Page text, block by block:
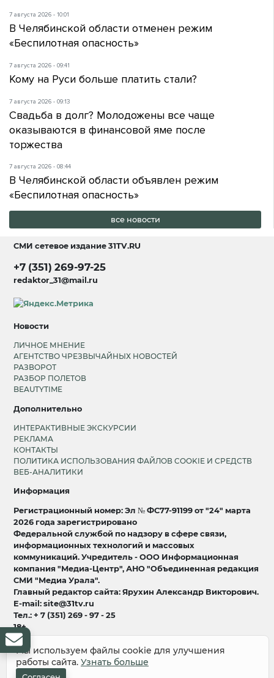
7 августа 2026 - 10:01
В Челябинской области отменен режим
«Беспилотная опасность»
7 августа 2026 - 09:41
Кому на Руси больше платить стали?
7 августа 2026 - 09:13
Свадьба в долг? Молодожены все чаще
оказываются в финансовой яме после
торжества
7 августа 2026 - 08:44
В Челябинской области объявлен режим
«Беспилотная опасность»
все новости
СМИ сетевое издание31TV.RU
+7 (351) 269-97-25
redaktor_31@mail.ru
Новости
ЛИЧНОЕ МНЕНИЕ
АГЕНТСТВО ЧРЕЗВЫЧАЙНЫХ НОВОСТЕЙ
РАЗВОРОТ
РАЗБОР ПОЛЕТОВ
BEAUTYTIME
Дополнительно
ИНТЕРАКТИВНЫЕ ЭКСКУРСИИ
РЕКЛАМА
КОНТАКТЫ
ПОЛИТИКА ИСПОЛЬЗОВАНИЯ ФАЙЛОВ COOKIE И СРЕДСТВ
ВЕБ-АНАЛИТИКИ
Информация
Регистрационный номер: Эл № ФС77-91199 от "24" марта
2026 года зарегистрировано
Федеральной службой по надзору в сфере связи,
информационных технологий и массовых
коммуникаций. Учредитель - ООО Информационная
компания "Медиа-Центр", АНО "Объединенная редакция
СМИ "Медиа Урала".
Главный редактор сайта: Ярухин Александр Викторович.
E-mail: site@31tv.ru
Тел.: + 7 (351) 269 - 97 - 25
18+
© 2008-2026 Все права защищены
разработка и продвижение:
Мы используем файлы cookie для улучшения
работы сайта. Узнать больше